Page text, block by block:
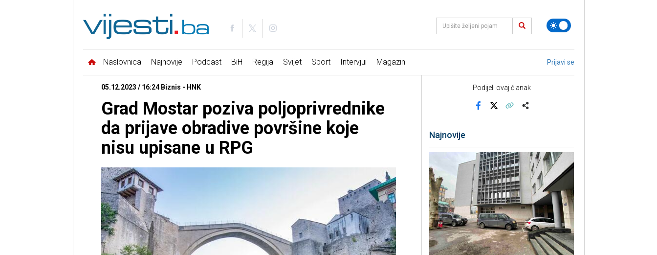
Naslovnica Najnovije Podcast BiH Regija Svijet Sport Intervjui Magazin Prijavi se
05.12.2023 / 16:24 Biznis - HNK
Grad Mostar poziva poljoprivrednike
da prijave obradive površine koje
nisu upisane u RPG
Podijeli ovaj članak
Najnovije